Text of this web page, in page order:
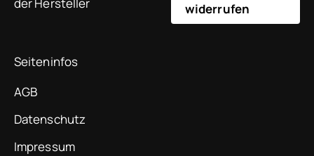
widerrufen
Seiteninfos
AGB
Datenschutz
Impressum